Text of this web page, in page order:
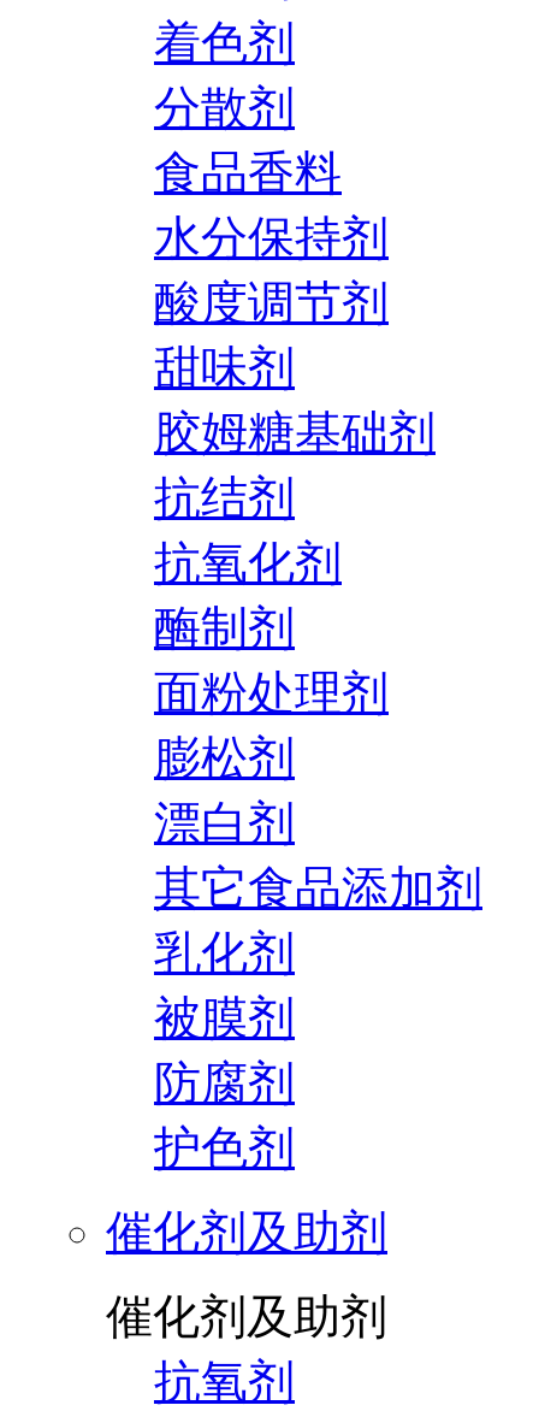
着色剂
分散剂
食品香料
水分保持剂
酸度调节剂
甜味剂
胶姆糖基础剂
抗结剂
抗氧化剂
酶制剂
面粉处理剂
膨松剂
漂白剂
其它食品添加剂
乳化剂
被膜剂
防腐剂
护色剂
催化剂及助剂
催化剂及助剂
抗氧剂